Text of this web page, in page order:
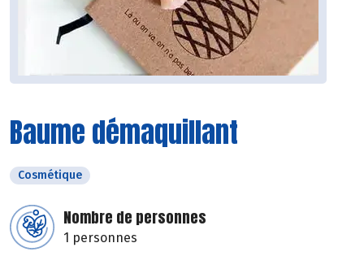
Baume démaquillant
Cosmétique
Nombre de personnes
1 personnes